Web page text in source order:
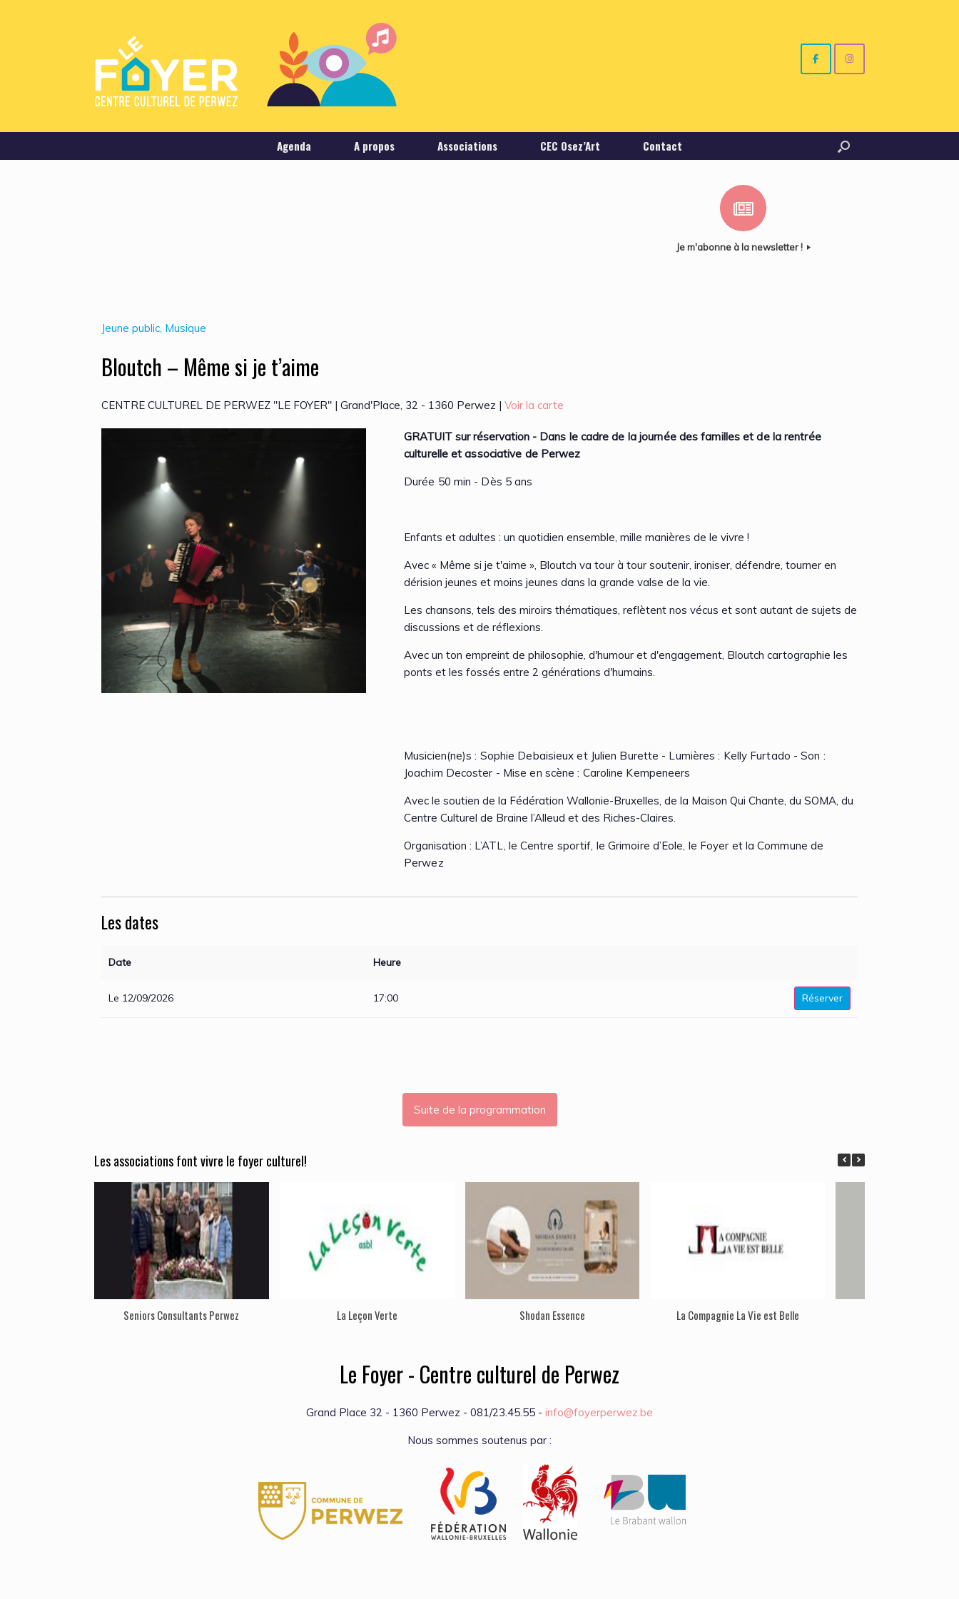
Agenda A propos Associations CEC Osez’Art Contact
Je m'abonne à la newsletter !
Jeune public, Musique
Bloutch – Même si je t’aime
CENTRE CULTUREL DE PERWEZ "LE FOYER" | Grand'Place, 32 - 1360 Perwez | Voir la carte
GRATUIT sur réservation - Dans le cadre de la journée des familles et de la rentrée
culturelle et associative de Perwez
Durée 50 min - Dès 5 ans
Enfants et adultes : un quotidien ensemble, mille manières de le vivre !
Avec « Même si je t'aime », Bloutch va tour à tour soutenir, ironiser, défendre, tourner en
dérision jeunes et moins jeunes dans la grande valse de la vie.
Les chansons, tels des miroirs thématiques, reflètent nos vécus et sont autant de sujets de
discussions et de réflexions.
Avec un ton empreint de philosophie, d'humour et d'engagement, Bloutch cartographie les
ponts et les fossés entre 2 générations d'humains.
Musicien(ne)s : Sophie Debaisieux et Julien Burette - Lumières : Kelly Furtado - Son :
Joachim Decoster - Mise en scène : Caroline Kempeneers
Avec le soutien de la Fédération Wallonie-Bruxelles, de la Maison Qui Chante, du SOMA, du
Centre Culturel de Braine l’Alleud et des Riches-Claires.
Organisation : L’ATL, le Centre sportif, le Grimoire d’Eole, le Foyer et la Commune de
Perwez
Les dates
Date Heure
Le 12/09/2026 17:00 Réserver
Suite de la programmation
Les associations font vivre le foyer culturel!
Seniors Consultants Perwez La Leçon Verte Shodan Essence La Compagnie La Vie est Belle
Le Foyer - Centre culturel de Perwez
Grand Place 32 - 1360 Perwez - 081/23.45.55 - info@foyerperwez.be
Nous sommes soutenus par :